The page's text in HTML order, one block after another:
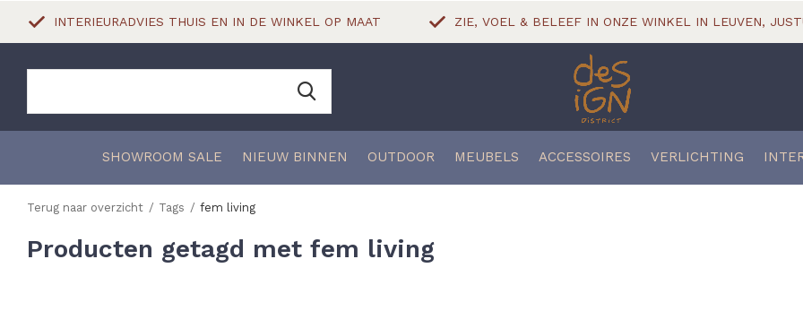
SHOWROOM SALE NIEUW BINNEN OUTDOOR MEUBELS ACCESSOIRES VERLICHTING
INTERIEURADVIES THUIS EN IN DE WINKEL OP MAAT ZIE, VOEL & BELEEF IN ONZE WINKEL IN LEUVEN,
Terug naar overzicht Tags fem living
Producten getagd met fem living